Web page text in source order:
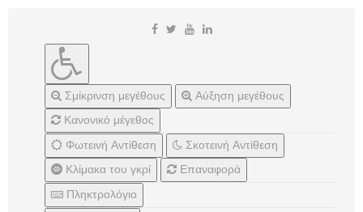
Σμίκρινση μεγέθους
Αύξηση μεγέθους
Κανονικό μέγεθος
Φωτεινή Αντίθεση
Σκοτεινή Αντίθεση
Κλίμακα του γκρί
Επαναφορά
Πληκτρολόγιο